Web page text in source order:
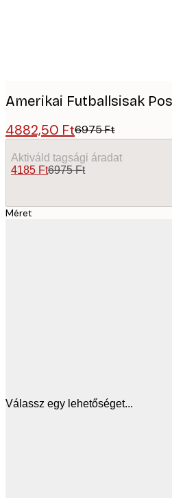
Amerikai Futballsisak
4882,50 Ft6975 Ft
Aktiváld tagsági áradat
4185 Ft6975 Ft
Méret
Válassz egy lehetőséget...